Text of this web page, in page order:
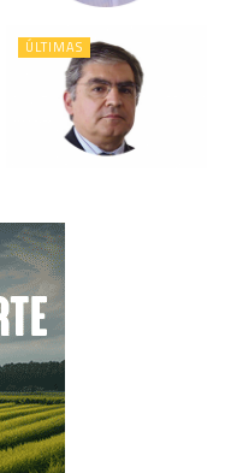
ÚLTIMAS